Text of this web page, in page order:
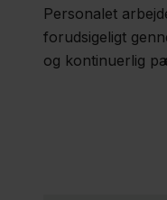
Personalet
forudsigeligt
og kontinuerlig